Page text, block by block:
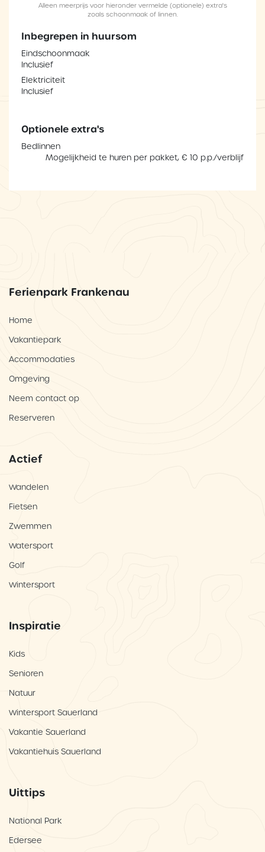
Alleen meerprijs voor hieronder vermelde (optionele) extra's
zoals schoonmaak of linnen.
Inbegrepen in huursom
Eindschoonmaak
Inclusief
Elektriciteit
Inclusief
Optionele extra's
Bedlinnen
Mogelijkheid te huren per pakket, € 10 p.p./verblijf
Ferienpark Frankenau
Home
Vakantiepark
Accommodaties
Omgeving
Neem contact op
Reserveren
Actief
Wandelen
Fietsen
Zwemmen
Watersport
Golf
Wintersport
Inspiratie
Kids
Senioren
Natuur
Wintersport Sauerland
Vakantie Sauerland
Vakantiehuis Sauerland
Uittips
National Park
Edersee